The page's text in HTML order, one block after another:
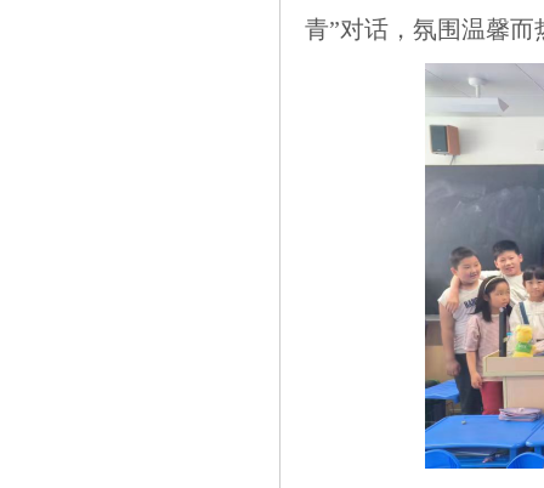
青”对话，氛围温馨而